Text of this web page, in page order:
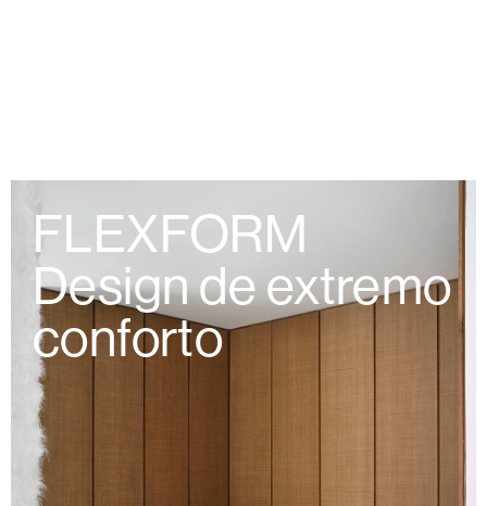
FLEXFORM
Design de extremo
conforto